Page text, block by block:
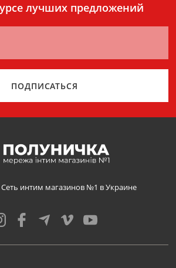
лучших предложений
ПОДПИСАТЬСЯ
интим магазинов №1 в Украине